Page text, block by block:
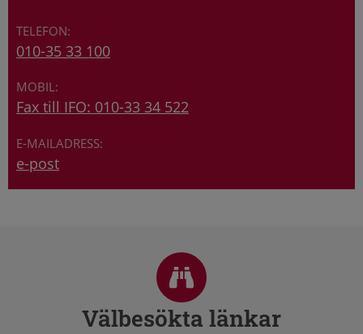
010-35 33 100
Fax till IFO: 010-33 34 522
e-post
Välbesökta länkar